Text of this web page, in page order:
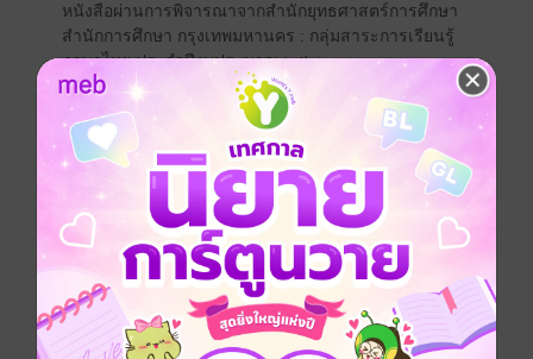
หนังสือผ่านการพิจารณาจากสำนักยุทธศาสตร์การศึกษา
สำนักการศึกษา กรุงเทพมหานคร : กลุ่มสาระการเรียนรู้
ภาษาไทย ประจำปีงบประมาณ ๒๕๗๓
ภาษาไทย นิทานส่งเสริมความรู้